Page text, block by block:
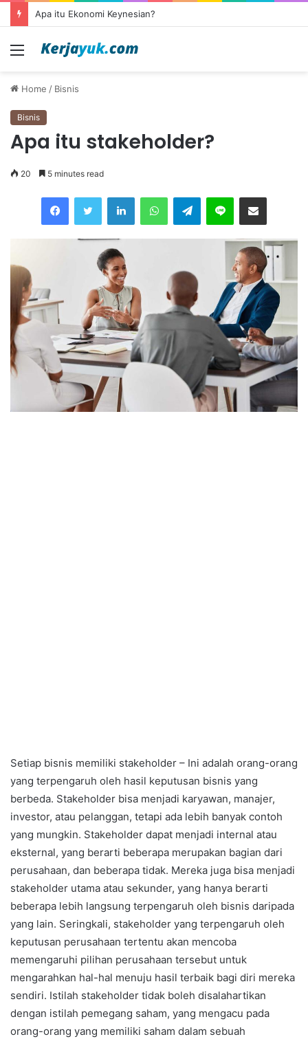
Apa itu outsourcing?
Menu
Home / Bisnis
Bisnis
Apa itu stakeholder?
20 5 minutes read
Telegram
Setiap bisnis memiliki stakeholder – Ini adalah orang-orang
yang terpengaruh oleh hasil keputusan bisnis yang
berbeda. Stakeholder bisa menjadi karyawan, manajer,
investor, atau pelanggan, tetapi ada lebih banyak contoh
yang mungkin. Stakeholder dapat menjadi internal atau
eksternal, yang berarti beberapa merupakan bagian dari
perusahaan, dan beberapa tidak. Mereka juga bisa menjadi
stakeholder utama atau sekunder, yang hanya berarti
beberapa lebih langsung terpengaruh oleh bisnis daripada
yang lain. Seringkali, stakeholder yang terpengaruh oleh
keputusan perusahaan tertentu akan mencoba
memengaruhi pilihan perusahaan tersebut untuk
mengarahkan hal-hal menuju hasil terbaik bagi diri mereka
sendiri. Istilah stakeholder tidak boleh disalahartikan
dengan istilah pemegang saham, yang mengacu pada
orang-orang yang memiliki saham dalam sebuah